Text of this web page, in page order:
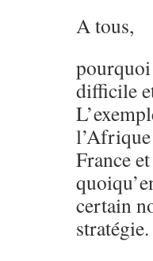
A tous,
difficile
France
certain
stratégie.